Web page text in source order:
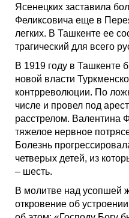
Ясенецких заставила
Феликсовича еще в
легких. В Ташкенте ее
трагический для всего
В 1919 году в Ташкенте
новой власти
контрреволюции. По
числе и провел под
расстрелом. Валентина
тяжелое нервное
Болезнь
четверых детей, из
– шесть.
В молитве над усопшей
откровение об